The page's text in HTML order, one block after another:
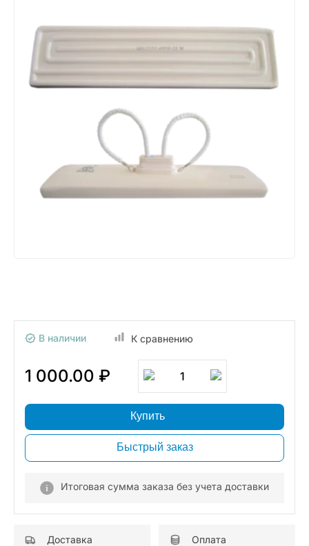
В наличии К сравнению
1 000.00 ₽ 1
Купить
Быстрый заказ
Итоговая сумма заказа без учета доставки
Доставка Оплата